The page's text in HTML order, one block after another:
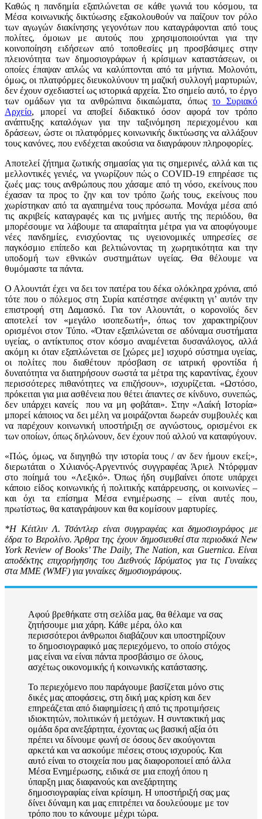
Καθώς η πανδημία εξαπλώνεται σε κάθε γωνιά του κόσμου, τα
Μέσα κοινωνικής δικτύωσης εξακολουθούν να παίζουν τον ρόλο
των αγωγών διακίνησης γεγονότων που καταγράφονται από τους
πολίτες, όμοιων με αυτούς που χρησιμοποιούνται για την
κοινοποίηση ειδήσεων από τοποθεσίες μη προσβάσιμες στην
πλειονότητα των δημοσιογράφων ή κρίσιμων καταστάσεων, οι
οποίες έπαψαν απλώς να καλύπτονται από τα μήντια. Μολονότι,
όμως, οι πλατφόρμες διευκολύνουν τη μαζική συλλογή μαρτυριών,
δεν έχουν σχεδιαστεί ως ιστορικά αρχεία. Στο σημείο αυτό, το έργο
των ομάδων για τα ανθρώπινα δικαιώματα, όπωςτο Συριακό
Αρχείο, μπορεί να αποβεί διδακτικό όσον αφορά τον τρόπο
ανάπτυξης καταλόγων για την ταξινόμηση περιεχομένου και
δράσεων, ώστε οι πλατφόρμες κοινωνικής δικτύωσης να αλλάξουν
τους κανόνες, που ενδέχεται ακούσια να διαγράφουν πληροφορίες.
Αποτελεί ζήτημα ζωτικής σημασίας για τις σημερινές, αλλά και τις
μελλοντικές γενιές, να γνωρίζουν πώς ο COVID-19 επηρέασε τις
ζωές μας: τους ανθρώπους που χάσαμε από τη νόσο, εκείνους που
έχασαν τα προς το ζην και τον τρόπο ζωής τους, εκείνους που
χωρίστηκαν από τα αγαπημένα τους πρόσωπα. Μονάχα μέσα από
τις ακριβείς καταγραφές και τις μνήμες αυτής της περιόδου, θα
μπορέσουμε να λάβουμε τα απαραίτητα μέτρα για να αποφύγουμε
νέες πανδημίες, ενισχύοντας τις υγειονομικές υπηρεσίες σε
παγκόσμιο επίπεδο και βελτιώνοντας τη χωρητικότητα και την
υποδομή των εθνικών συστημάτων υγείας. Θα θέλουμε να
θυμόμαστε τα πάντα.
Ο Αλουντάτ έχει να δει τον πατέρα του δέκα ολόκληρα χρόνια, από
τότε που ο πόλεμος στη Συρία κατέστησε ανέφικτη γι’ αυτόν την
επιστροφή στη Δαμασκό. Για τον Αλουντάτ, ο κορονοϊός δεν
αποτελεί τον «μεγάλο ισοπεδωτή», όπως τον χαρακτηρίζουν
ορισμένοι στον Τύπο. «Όταν εξαπλώνεται σε αδύναμα συστήματα
υγείας, ο αντίκτυπος στον κόσμο αναμένεται δυσανάλογος, αλλά
ακόμη κι όταν εξαπλώνεται σε [χώρες με] ισχυρό σύστημα υγείας,
οι πολίτες που διαθέτουν πρόσβαση σε ιατρική φροντίδα ή
δυνατότητα να διατηρήσουν σωστά τα μέτρα της καραντίνας, έχουν
περισσότερες πιθανότητες να επιζήσουν», ισχυρίζεται. «Ωστόσο,
πρόκειται για μια ασθένεια που θέτει άπαντες σε κίνδυνο, συνεπώς,
δεν υπάρχει κανείς που να μη φοβάται». Στην «Λαίκή Ιστορία»
μπορεί κάποιος να δει μέλη να μοιράζονται δωρεάν συμβουλές και
να παρέχουν κοινωνική υποστήριξη σε αγνώστους, ορισμένοι εκ
των οποίων, όπως δηλώνουν, δεν έχουν πού αλλού να καταφύγουν.
«Πώς, όμως, να διηγηθώ την ιστορία τους / αν δεν ήμουν εκεί;»,
διερωτάται ο Χιλιανός-Αργεντινός συγγραφέας Άριελ Ντόρφμαν
στο ποίημά του «Λεξικό». Όπως ήδη συμβαίνει όποτε υπάρχει
κάποιο είδος κοινωνικής ή πολιτικής κατάρρευσης, οι κοινωνίες –
και όχι τα επίσημα Μέσα ενημέρωσης – είναι αυτές που,
πρωτίστως, θα καταγράψουν και θα κομίσουν μαρτυρίες.
*Η Κέιτλιν Λ. Τσάντλερ είναι συγγραφέας και δημοσιογράφος με
έδρα το Βερολίνο. Άρθρα της έχουν δημοσιευθεί στα περιοδικά New
York Review of Books’ The Daily, The Nation, και Guernica. Είναι
αποδέκτης επιχορήγησης του Διεθνούς Ιδρύματος για τις Γυναίκες
στα ΜΜΕ (WMF) για γυναίκες δημοσιογράφους.
Αφού βρεθήκατε στη σελίδα μας, θα θέλαμε να σας
ζητήσουμε μια χάρη. Κάθε μέρα, όλο και
περισσότεροι άνθρωποι διαβάζουν και υποστηρίζουν
το δημοσιογραφικό μας περιεχόμενο, το οποίο στόχος
μας είναι να είναι πάντα προσβάσιμο σε όλους,
ασχέτως οικονομικής ή κοινωνικής κατάστασης.
Το περιεχόμενο που παράγουμε βασίζεται μόνο στις
δικές μας αποφάσεις, στη δική μας κρίση και δεν
επηρεάζεται από διαφημίσεις ή από τις προτιμήσεις
ιδιοκτητών, πολιτικών ή μετόχων. Η συντακτική μας
ομάδα δρα ανεξάρτητα, έχοντας ως βασική αξία ότι
πρέπει να δίνουμε φωνή σε όσους δεν ακούγονται
αρκετά και να ασκούμε πιέσεις στους ισχυρούς. Και
αυτό είναι το στοιχεία που μας διαφοροποιεί από άλλα
Μέσα Ενημέρωσης, ειδικά σε μια εποχή όπου η
ύπαρξη μιας διαφανούς και ανεξάρτητης
δημοσιογραφίας είναι κρίσιμη. Η υποστήριξή σας μας
δίνει δύναμη και μας επιτρέπει να δουλεύουμε με τον
τρόπο που το κάνουμε μέχρι τώρα.